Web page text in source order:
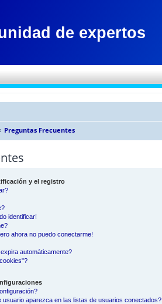
Preguntas Frecuentes
y el registro
identificar!
ahora no puedo conectarme!
automáticamente?
usuario aparezca en las listas de usuarios conectados?